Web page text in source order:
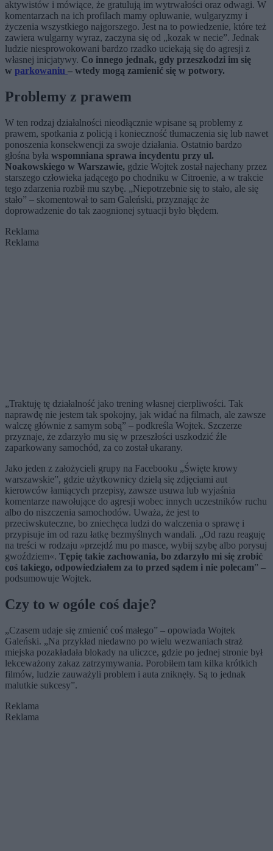
aktywistów i mówiące, że gratulują im wytrwałości oraz odwagi. W
komentarzach na ich profilach mamy opluwanie, wulgaryzmy i
życzenia wszystkiego najgorszego. Jest na to powiedzenie, które też
zawiera wulgarny wyraz, zaczyna się od „kozak w necie”. Jednak
ludzie niesprowokowani bardzo rzadko uciekają się do agresji z
własnej inicjatywy. Co innego jednak, gdy przeszkodzi im się
w parkowaniu – wtedy mogą zamienić się w potwory.
Problemy z prawem
W ten rodzaj działalności nieodłącznie wpisane są problemy z
prawem, spotkania z policją i konieczność tłumaczenia się lub nawet
ponoszenia konsekwencji za swoje działania. Ostatnio bardzo
głośna była wspomniana sprawa incydentu przy ul.
Noakowskiego w Warszawie, gdzie Wojtek został najechany przez
starszego człowieka jadącego po chodniku w Citroenie, a w trakcie
tego zdarzenia rozbił mu szybę. „Niepotrzebnie się to stało, ale się
stało” – skomentował to sam Galeński, przyznając że
doprowadzenie do tak zaognionej sytuacji było błędem.
Reklama
Reklama
„Traktuję tę działalność jako trening własnej cierpliwości. Tak
naprawdę nie jestem tak spokojny, jak widać na filmach, ale zawsze
walczę głównie z samym sobą” – podkreśla Wojtek. Szczerze
przyznaje, że zdarzyło mu się w przeszłości uszkodzić źle
zaparkowany samochód, za co został ukarany.
Jako jeden z założycieli grupy na Facebooku „Święte krowy
warszawskie”, gdzie użytkownicy dzielą się zdjęciami aut
kierowców łamiących przepisy, zawsze usuwa lub wyjaśnia
komentarze nawołujące do agresji wobec innych uczestników ruchu
albo do niszczenia samochodów. Uważa, że jest to
przeciwskuteczne, bo zniechęca ludzi do walczenia o sprawę i
przypisuje im od razu łatkę bezmyślnych wandali. „Od razu reaguję
na treści w rodzaju »przejdź mu po masce, wybij szybę albo porysuj
gwoździem«. Tępię takie zachowania, bo zdarzyło mi się zrobić
coś takiego, odpowiedziałem za to przed sądem i nie polecam” –
podsumowuje Wojtek.
Czy to w ogóle coś daje?
„Czasem udaje się zmienić coś małego” – opowiada Wojtek
Galeński. „Na przykład niedawno po wielu wezwaniach straż
miejska pozakładała blokady na uliczce, gdzie po jednej stronie był
lekceważony zakaz zatrzymywania. Porobiłem tam kilka krótkich
filmów, ludzie zauważyli problem i auta zniknęły. Są to jednak
malutkie sukcesy”.
Reklama
Reklama